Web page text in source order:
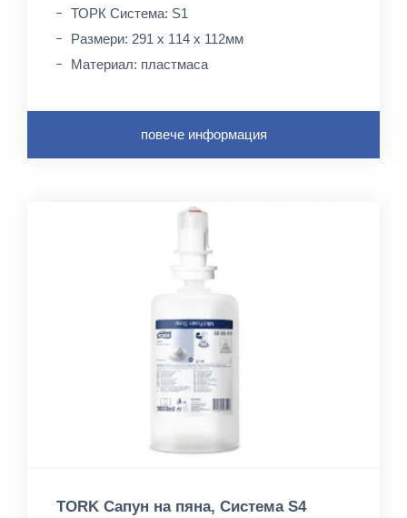
ТОРК Система: S1
Размери: 291 x 114 x 112мм
Материал: пластмаса
повече информация
TORK Сапун на пяна, Система S4